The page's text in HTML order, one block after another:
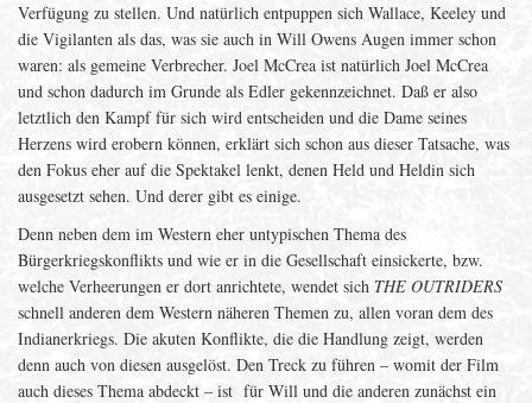
Verfügung zu stellen. Und natürlich entpuppen sich Wallace, Keeley und
die Vigilanten als das, was sie auch in Will Owens Augen immer schon
waren: als gemeine Verbrecher. Joel McCrea ist natürlich Joel McCrea
und schon dadurch im Grunde als Edler gekennzeichnet. Daß er also
letztlich den Kampf für sich wird entscheiden und die Dame seines
Herzens wird erobern können, erklärt sich schon aus dieser Tatsache, was
den Fokus eher auf die Spektakel lenkt, denen Held und Heldin sich
ausgesetzt sehen. Und derer gibt es einige.
Denn neben dem im Western eher untypischen Thema des
Bürgerkriegskonflikts und wie er in die Gesellschaft einsickerte, bzw.
welche Verheerungen er dort anrichtete, wendet sich THE OUTRIDERS
schnell anderen dem Western näheren Themen zu, allen voran dem des
Indianerkriegs. Die akuten Konflikte, die die Handlung zeigt, werden
denn auch von diesen ausgelöst. Den Treck zu führen – womit der Film
auch dieses Thema abdeckt – ist für Will und die anderen zunächst ein